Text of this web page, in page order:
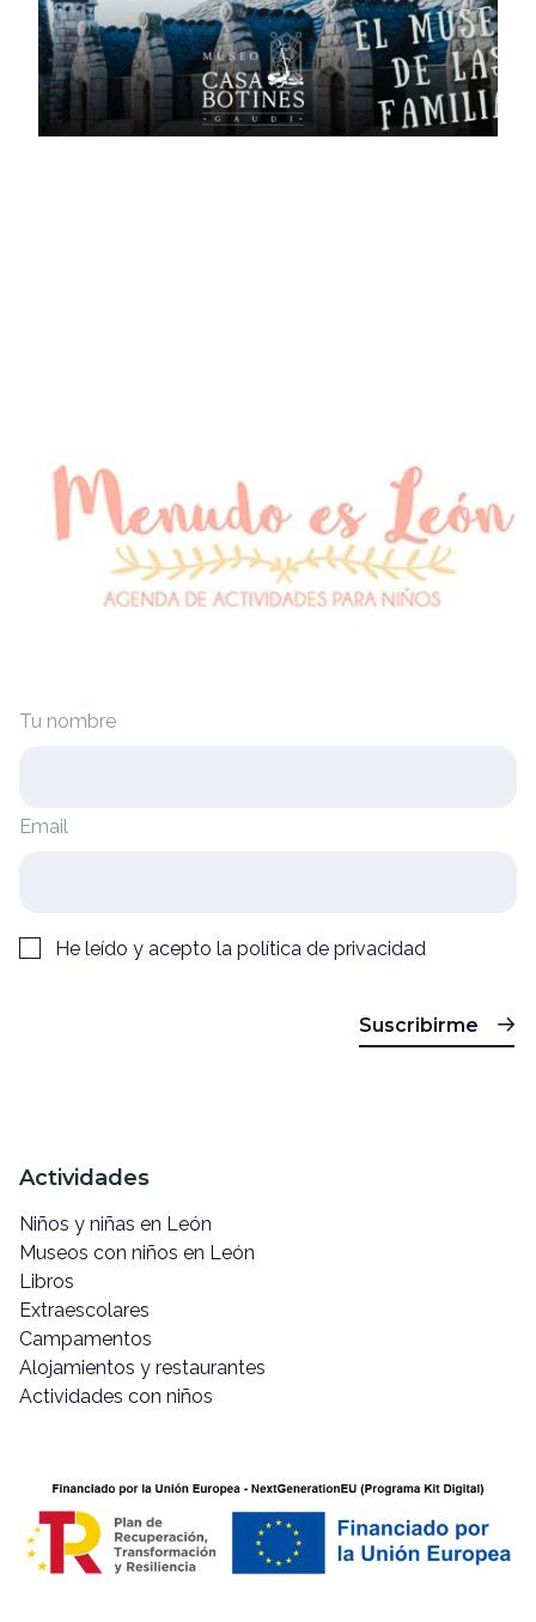
Tu nombre
Email
He leído y acepto la política de privacidad
Suscribirme
Actividades
Niños y niñas en León
Museos con niños en León
Libros
Extraescolares
Campamentos
Alojamientos y restaurantes
Actividades con niños